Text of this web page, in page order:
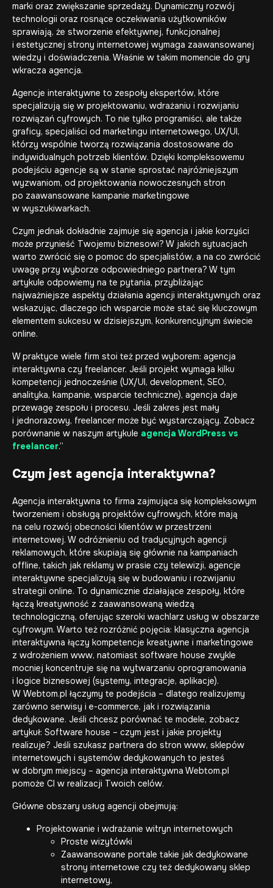
marki oraz zwiększanie sprzedaży. Dynamiczny rozwój
technologii oraz rosnące oczekiwania użytkowników
sprawiają, że stworzenie efektywnej, funkcjonalnej
i estetycznej strony internetowej wymaga zaawansowanej
wiedzy i doświadczenia. Właśnie w takim momencie do gry
wkracza agencja.
Agencje interaktywne to zespoły ekspertów, które
specjalizują się w projektowaniu, wdrażaniu i rozwijaniu
rozwiązań cyfrowych. To nie tylko programiści, ale także
graficy, specjaliści od marketingu internetowego, UX/UI,
którzy wspólnie tworzą rozwiązania dostosowane do
indywidualnych potrzeb klientów. Dzięki kompleksowemu
podejściu agencje są w stanie sprostać najróżniejszym
wyzwaniom, od projektowania nowoczesnych stron
po zaawansowane kampanie marketingowe
w wyszukiwarkach.
Czym jednak dokładnie zajmuje się agencja i jakie korzyści
może przynieść Twojemu biznesowi? W jakich sytuacjach
warto zwrócić się o pomoc do specjalistów, a na co zwrócić
uwagę przy wyborze odpowiedniego partnera? W tym
artykule odpowiemy na te pytania, przybliżając
najważniejsze aspekty działania agencji interaktywnych oraz
wskazując, dlaczego ich wsparcie może stać się kluczowym
elementem sukcesu w dzisiejszym, konkurencyjnym świecie
online.
W praktyce wiele firm stoi też przed wyborem: agencja
interaktywna czy freelancer. Jeśli projekt wymaga kilku
kompetencji jednocześnie (UX/UI, development, SEO,
analityka, kampanie, wsparcie techniczne), agencja daje
przewagę zespołu i procesu. Jeśli zakres jest mały
i jednorazowy, freelancer może być wystarczający. Zobacz
porównanie w naszym artykule agencja WordPress vs
freelancer.”
Czym jest agencja interaktywna?
Agencja interaktywna to firma zajmująca się kompleksowym
tworzeniem i obsługą projektów cyfrowych, które mają
na celu rozwój obecności klientów w przestrzeni
internetowej. W odróżnieniu od tradycyjnych agencji
reklamowych, które skupiają się głównie na kampaniach
offline, takich jak reklamy w prasie czy telewizji, agencje
interaktywne specjalizują się w budowaniu i rozwijaniu
strategii online. To dynamicznie działające zespoły, które
łączą kreatywność z zaawansowaną wiedzą
technologiczną, oferując szeroki wachlarz usług w obszarze
cyfrowym. Warto też rozróżnić pojęcia: klasyczna agencja
interaktywna łączy kompetencje kreatywne i marketingowe
z wdrożeniem www, natomiast software house zwykle
mocniej koncentruje się na wytwarzaniu oprogramowania
i logice biznesowej (systemy, integracje, aplikacje).
W Webtom.pl łączymy te podejścia – dlatego realizujemy
zarówno serwisy i e-commerce, jak i rozwiązania
dedykowane. Jeśli chcesz porównać te modele, zobacz
artykuł: Software house – czym jest i jakie projekty
realizuje? Jeśli szukasz partnera do stron www, sklepów
internetowych i systemów dedykowanych to jesteś
w dobrym miejscy – agencja interaktywna Webtom.pl
pomoże CI w realizacji Twoich celów.
Główne obszary usług agencji obejmują:
Projektowanie i wdrażanie witryn internetowych
Proste wizytówki
Zaawansowane portale takie jak dedykowane
strony internetowe czy też dedykowany sklep
internetowy,